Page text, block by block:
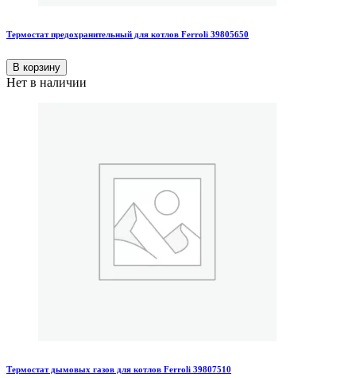
Термостат предохранительный для котлов Ferroli 39805650
В корзину
Нет в наличии
Термостат дымовых газов для котлов Ferroli 39807510